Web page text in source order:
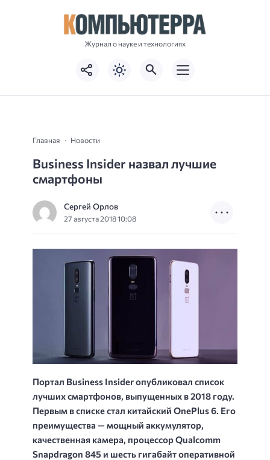
Журнал о науке и технологиях
Главная Новости
Business Insider назвал лучшие
смартфоны
Сергей Орлов
27 августа 2018 10:08
Портал Business Insider опубликовал список
лучших смартфонов, выпущенных в 2018 году.
Первым в списке стал китайский OnePlus 6. Его
преимущества — мощный аккумулятор,
качественная камера, процессор Qualcomm
Snapdragon 845 и шесть гигабайт оперативной